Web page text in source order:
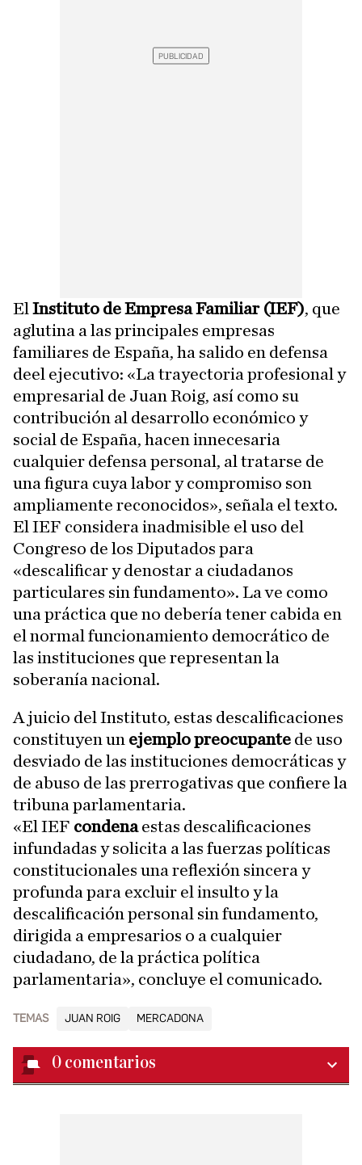
El Instituto de Empresa Familiar (IEF), que
aglutina a las principales empresas
familiares de España, ha salido en defensa
deel ejecutivo: «La trayectoria profesional y
empresarial de Juan Roig, así como su
contribución al desarrollo económico y
social de España, hacen innecesaria
cualquier defensa personal, al tratarse de
una figura cuya labor y compromiso son
ampliamente reconocidos», señala el texto.
El IEF considera inadmisible el uso del
Congreso de los Diputados para
«descalificar y denostar a ciudadanos
particulares sin fundamento». La ve como
una práctica que no debería tener cabida en
el normal funcionamiento democrático de
las instituciones que representan la
soberanía nacional.
A juicio del Instituto, estas descalificaciones
constituyen un ejemplo preocupante de uso
desviado de las instituciones democráticas y
de abuso de las prerrogativas que confiere la
tribuna parlamentaria.
«El IEF condenaestas descalificaciones
infundadas y solicita a las fuerzas políticas
constitucionales una reflexión sincera y
profunda para excluir el insulto y la
descalificación personal sin fundamento,
dirigida a empresarios o a cualquier
ciudadano, de la práctica política
parlamentaria», concluye el comunicado.
TEMAS JUAN ROIG MERCADONA
0 comentarios